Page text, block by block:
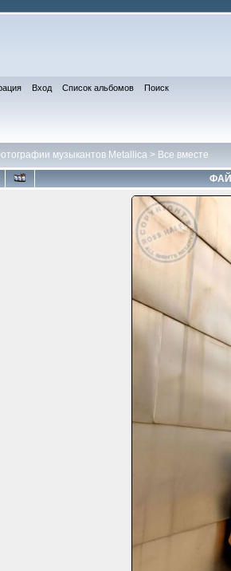
Вход Список альбомов Поиск
музыкантов Metallica > Все вместе